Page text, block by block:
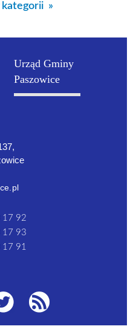
kategorii
Urząd Gminy
Paszowice
17 92
17 93
17 91